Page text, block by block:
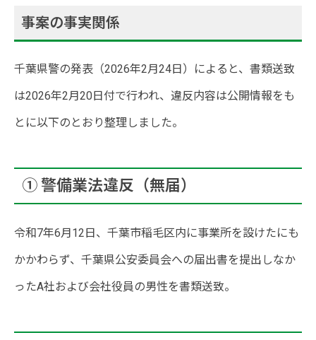
事案の事実関係
千葉県警の発表（2026年2月24日）によると、書類送致
は2026年2月20日付で行われ、違反内容は公開情報をも
とに以下のとおり整理しました。
① 警備業法違反（無届）
令和7年6月12日、千葉市稲毛区内に事業所を設けたにも
かかわらず、千葉県公安委員会への届出書を提出しなか
ったA社および会社役員の男性を書類送致。